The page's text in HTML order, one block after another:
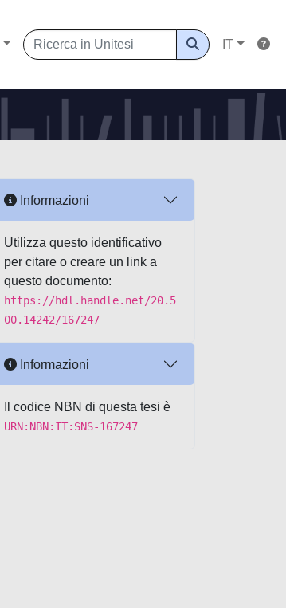
IT
Informazioni
Utilizza questo identificativo
per citare o creare un link a
questo documento:
https://hdl.handle.net/20.5
00.14242/167247
Informazioni
Il codice NBN di questa tesi è
URN:NBN:IT:SNS-167247